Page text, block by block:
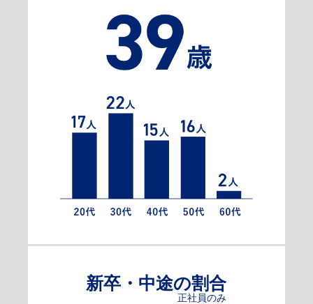
新卒・中途の割合
正社員のみ